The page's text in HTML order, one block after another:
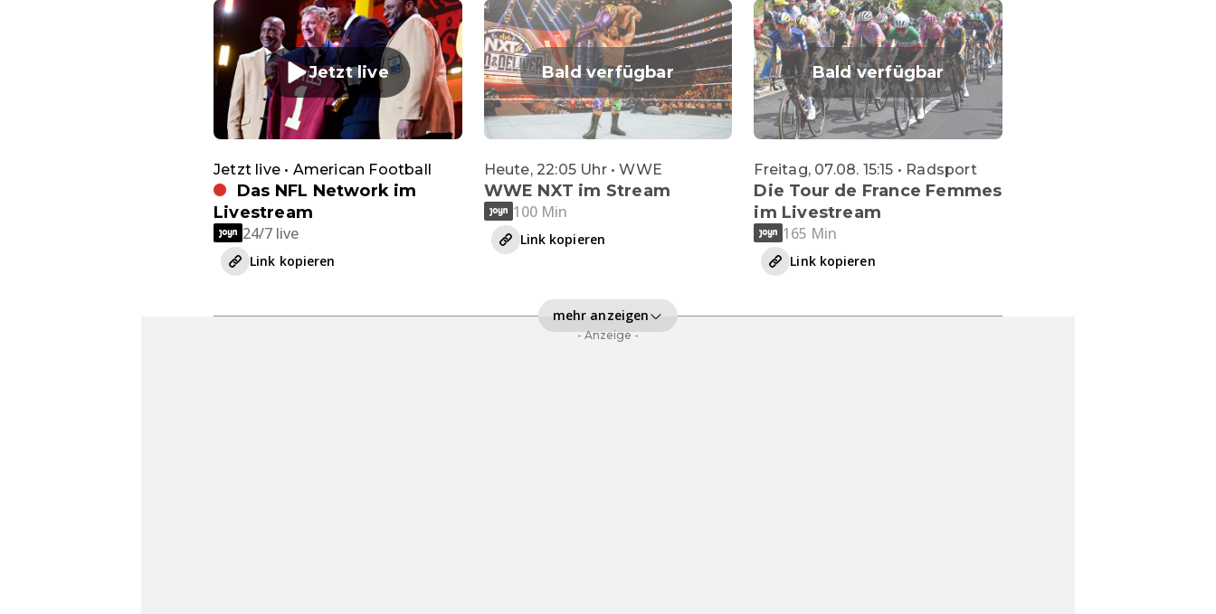
Jetzt live
Jetzt live • American Football
Das NFL Network im
Livestream
24/7 live
Link kopieren
Bald verfügbar
Heute, 22:05 Uhr • WWE
WWE NXT im Stream
100 Min
Link kopieren
Bald verfügbar
Freitag, 07.08. 15:15 • Radsport
Die Tour de France Femmes
im Livestream
165 Min
Link kopieren
mehr anzeigen
- Anzeige -